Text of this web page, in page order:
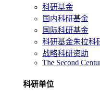
科研基金
国内科研基金
国际科研基金
科研基金朱拉科
战略科研资助
The Second
科研单位